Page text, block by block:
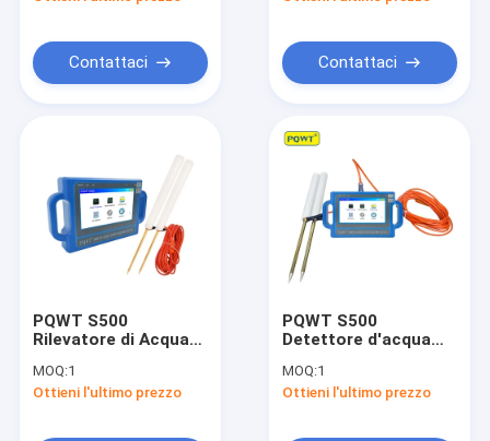
Su di noi
Visita alla fabbrica
Contattaci Contattaci
PQWT S500
Rilevatore di Acqua
Profonda 500m con
Schermo Touch LCD
MOQ:1
Ottieni l'ultimo prezzo
PQWT S500
Detettore d'acqua
pollici touch screen
MOQ:1
Ottieni l'ultimo prezzo